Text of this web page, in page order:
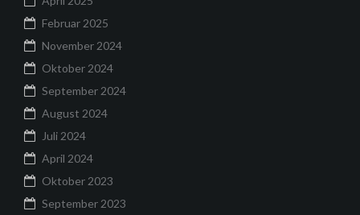
Februar 2025
November 2024
Oktober 2024
September 2024
August 2024
Juli 2024
April 2024
Oktober 2023
September 2023